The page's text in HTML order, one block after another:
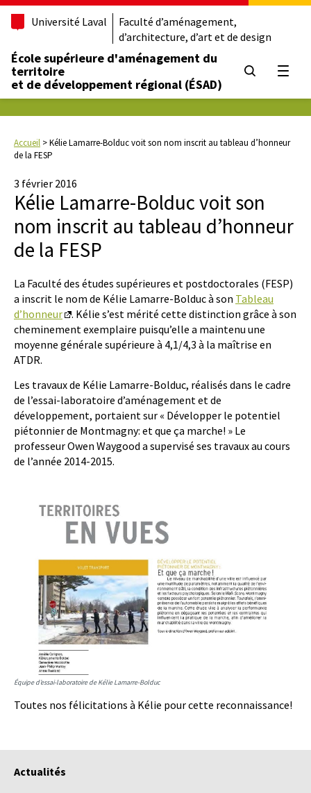
Université Laval
Faculté d’aménagement,
d’architecture, d’art et de design
École supérieure d'aménagement du
territoire
et de développement régional (ÉSAD)
Accueil >Kélie Lamarre-Bolduc voit son nom inscrit au tableau d’honneur
de la FESP
3 février 2016
Kélie Lamarre-Bolduc voit son
nom inscrit au tableau d’honneur
de la FESP
La Faculté des études supérieures et postdoctorales (FESP)
a inscrit le nom de Kélie Lamarre-Bolduc à son Tableau
d’honneur
. Kélie s’est mérité cette distinction grâce à son
cheminement exemplaire puisqu’elle a maintenu une
moyenne générale supérieure à 4,1/4,3 à la maîtrise en
ATDR.
Les travaux de Kélie Lamarre-Bolduc, réalisés dans le cadre
de l’essai-laboratoire d’aménagement et de
développement, portaient sur « Développer le potentiel
piétonnier de Montmagny: et que ça marche! » Le
professeur Owen Waygood a supervisé ses travaux au cours
de l’année 2014-2015.
Équipe d’essai-laboratoire de Kélie Lamarre-Bolduc
Toutes nos félicitations à Kélie pour cette reconnaissance!
Actualités